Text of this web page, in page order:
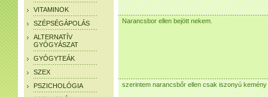
VITAMINOK
SZÉPSÉGÁPOLÁS
ALTERNATÍV
GYÓGYÁSZAT
GYÓGYTEÁK
SZEX
PSZICHOLÓGIA
Narancsbor ellen bejött nekem.
szerintem narancsbőr ellen csak iszonyú